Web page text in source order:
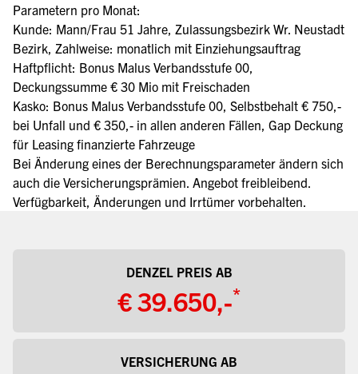
Parametern pro Monat:
Kunde: Mann/Frau 51 Jahre, Zulassungsbezirk Wr. Neustadt
Bezirk, Zahlweise: monatlich mit Einziehungsauftrag
Haftpflicht: Bonus Malus Verbandsstufe 00,
Deckungssumme € 30 Mio mit Freischaden
Kasko: Bonus Malus Verbandsstufe 00, Selbstbehalt € 750,-
bei Unfall und € 350,- in allen anderen Fällen, Gap Deckung
für Leasing finanzierte Fahrzeuge
Bei Änderung eines der Berechnungsparameter ändern sich
auch die Versicherungsprämien. Angebot freibleibend.
Verfügbarkeit, Änderungen und Irrtümer vorbehalten.
DENZEL PREIS AB
€ 39.650,-*
VERSICHERUNG AB